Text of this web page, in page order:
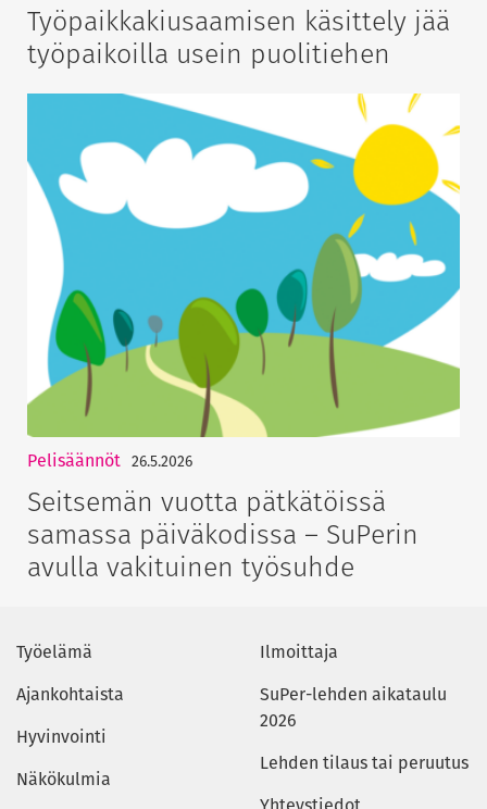
Työpaikkakiusaamisen käsittely jää
työpaikoilla usein puolitiehen
Pelisäännöt 26.5.2026
Seitsemän vuotta pätkätöissä
samassa päiväkodissa – SuPerin
avulla vakituinen työsuhde
Työelämä
Ajankohtaista
Hyvinvointi
Näkökulmia
Ilmoittaja
SuPer-lehden aikataulu
2026
Lehden tilaus tai peruutus